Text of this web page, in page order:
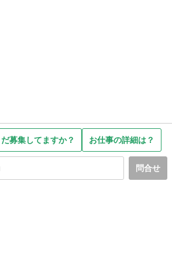
だ募集してますか？ お仕事の詳細は？
問合せ